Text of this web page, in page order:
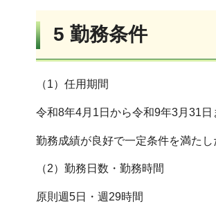
5 勤務条件
（1）任用期間
令和8年4月1日から令和9年3月31日
勤務成績が良好で一定条件を満た
（2）勤務日数・勤務時間
原則週5日・週29時間